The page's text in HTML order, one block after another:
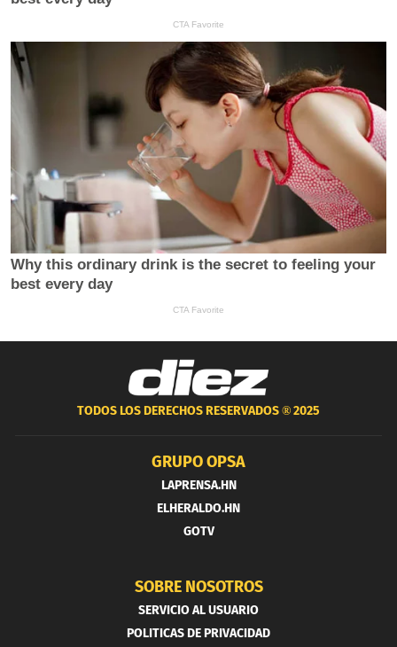
TODOS LOS DERECHOS RESERVADOS ®2025
GRUPO OPSA
LAPRENSA.HN
ELHERALDO.HN
GOTV
SOBRE NOSOTROS
SERVICIO AL USUARIO
POLITICAS DE PRIVACIDAD